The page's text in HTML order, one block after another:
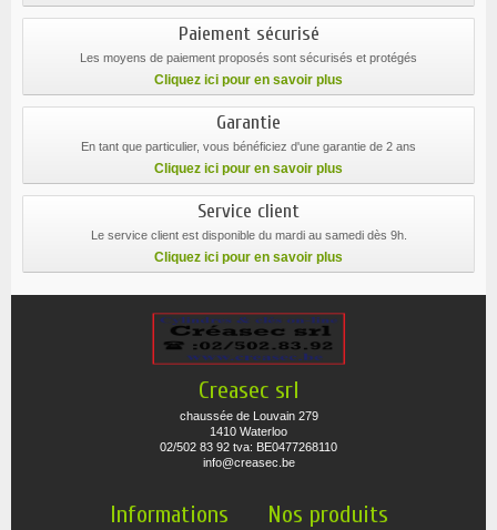
Paiement sécurisé
Les moyens de paiement proposés sont sécurisés et protégés
Cliquez ici pour en savoir plus
Garantie
En tant que particulier, vous bénéficiez d'une garantie de 2 ans
Cliquez ici pour en savoir plus
Service client
Le service client est disponible du mardi au samedi dès 9h.
Cliquez ici pour en savoir plus
Creasec srl
chaussée de Louvain 279
1410 Waterloo
02/502 83 92 tva: BE0477268110
info@creasec.be
Informations Nos produits